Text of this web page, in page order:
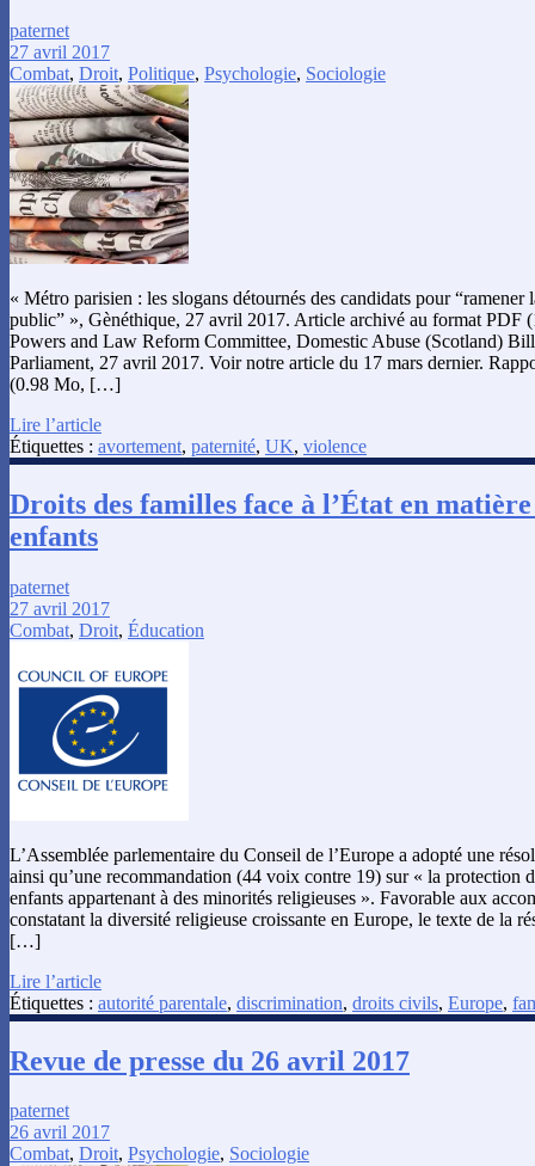
paternet
27 avril 2017
Combat, Droit, Politique, Psychologie, Sociologie
« Métro parisien : les slogans détournés des candidats pour “ramener
public” », Gènéthique, 27 avril 2017. Article archivé au format PDF
Powers and Law Reform Committee, Domestic Abuse (Scotland)
Parliament, 27 avril 2017. Voir notre article du 17 mars dernier.
(0.98 Mo, […]
Lire l’article
Étiquettes : avortement, paternité, UK, violence
Droits des familles face à l’État en matière
enfants
paternet
27 avril 2017
Combat, Droit, Éducation
L’Assemblée parlementaire du Conseil de l’Europe a adopté une
ainsi qu’une recommandation (44 voix contre 19) sur « la protection
enfants appartenant à des minorités religieuses ». Favorable aux
constatant la diversité religieuse croissante en Europe, le texte de la
[…]
Lire l’article
Étiquettes : autorité parentale, discrimination, droits civils, Europe,
Revue de presse du 26 avril 2017
paternet
26 avril 2017
Combat, Droit, Psychologie, Sociologie